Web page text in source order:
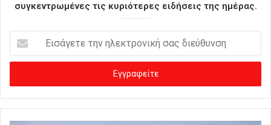
συγκεντρωμένες τις κυριότερες ειδήσεις της ημέρας.
σ
γ
ε